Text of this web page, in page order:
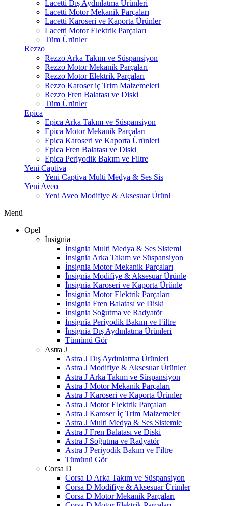
Lacetti Dış Aydınlatma Ürünleri
Lacetti Motor Mekanik Parçaları
Lacetti Karoseri ve Kaporta Ürünler
Lacetti Motor Elektrik Parçaları
Tüm Ürünler
Rezzo
Rezzo Arka Takım ve Süspansiyon
Rezzo Motor Mekanik Parçaları
Rezzo Motor Elektrik Parçaları
Rezzo Karoser iç Trim Malzemeleri
Rezzo Fren Balatası ve Diski
Tüm Ürünler
Epica
Epica Arka Takım ve Süspansiyon
Epica Motor Mekanik Parçaları
Epica Karoseri ve Kaporta Ürünleri
Epica Fren Balatası ve Diski
Epica Periyodik Bakım ve Filtre
Yeni Captiva
Yeni Captiva Multi Medya & Ses Sis
Yeni Aveo
Yeni Aveo Modifiye & Aksesuar Ürünl
Menü
Opel
İnsignia
İnsignia Multi Medya & Ses Sisteml
İnsignia Arka Takım ve Süspansiyon
İnsignia Motor Mekanik Parçaları
İnsignia Modifiye & Aksesuar Ürünle
İnsignia Karoseri ve Kaporta Ürünle
İnsignia Motor Elektrik Parçaları
İnsignia Fren Balatası ve Diski
İnsignia Soğutma ve Radyatör
İnsignia Periyodik Bakım ve Filtre
İnsignia Dış Aydınlatma Ürünleri
Tümünü Gör
Astra J
Astra J Dış Aydınlatma Ürünleri
Astra J Modifiye & Aksesuar Ürünler
Astra J Arka Takım ve Süspansiyon
Astra J Motor Mekanik Parçaları
Astra J Karoseri ve Kaporta Ürünler
Astra J Motor Elektrik Parçaları
Astra J Karoser İç Trim Malzemeler
Astra J Multi Medya & Ses Sistemle
Astra J Fren Balatası ve Diski
Astra J Soğutma ve Radyatör
Astra J Periyodik Bakım ve Filtre
Tümünü Gör
Corsa D
Corsa D Arka Takım ve Süspansiyon
Corsa D Modifiye & Aksesuar Ürünler
Corsa D Motor Mekanik Parçaları